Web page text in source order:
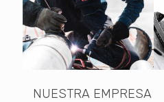
NUESTRA EMPRESA